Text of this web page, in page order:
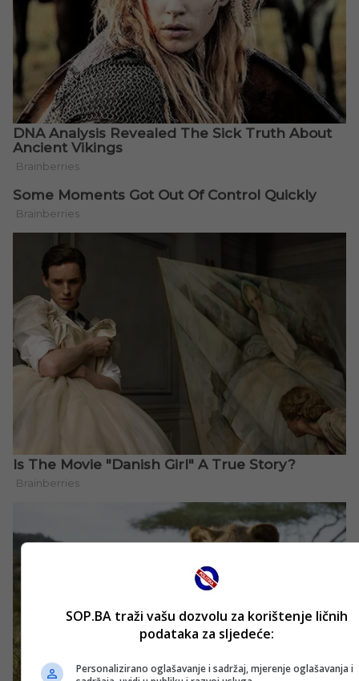
SOP.BA traži vašu dozvolu za korištenje ličnih
podataka za sljedeće:
Personalizirano oglašavanje i sadržaj, mjerenje oglašavanja i